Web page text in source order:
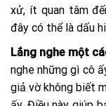
xử, ít quan tâm
đây có thể là dấu
Lắng nghe một
nghe những gì cô
giả vờ không biết